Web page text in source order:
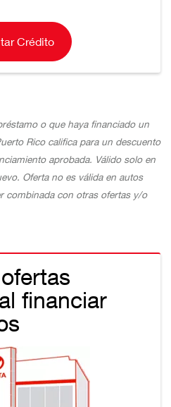
Crédito
o que haya financiado un
Rico califica para un descuento
aprobada. Válido solo en
Oferta no es válida en autos
combinada con otras ofertas y/o
financiar